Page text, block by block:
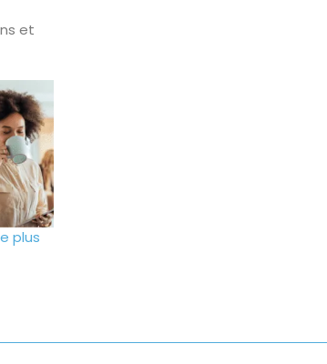
et
plus